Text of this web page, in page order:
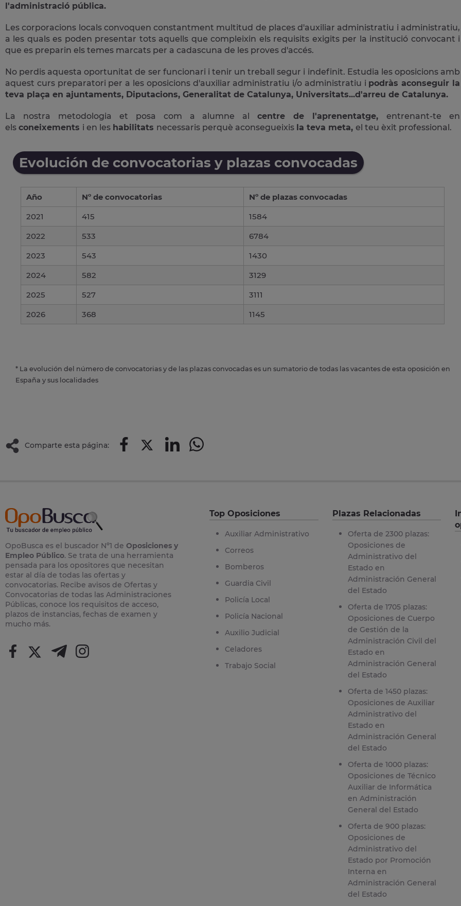
l'administració pública.
Les corporacions locals convoquen constantment multitud de places d'auxiliar administratiu i administratiu,
a les quals es poden presentar tots aquells que compleixin els requisits exigits per la institució convocant i
que es preparin els temes marcats per a cadascuna de les proves d'accés.
No perdis aquesta oportunitat de ser funcionari i tenir un treball segur i indefinit. Estudia les oposicions amb
aquest curs preparatori per a les oposicions d'auxiliar administratiu i/o administratiu i podràs aconseguir la
teva plaça en ajuntaments, Diputacions, Generalitat de Catalunya, Universitats...d'arreu de Catalunya.
La nostra metodologia et posa com a alumne alcentre de l'aprenentatge,entrenant-te en
els coneixements i en les habilitats necessaris perquè aconsegueixis la teva meta, el teu èxit professional.
Evolución de convocatorias y plazas convocadas
Año Nº de convocatorias
Nº de plazas convocadas
2021
415
1584
2022
533
6784
2023
543
1430
2024
582
3129
2025
527
3111
2026
368 1145
* La evolución del número de convocatorias y de las plazas convocadas es un sumatorio de todas las vacantes de esta oposición en
España y sus localidades
Comparte esta página:
OpoBusca es el buscador Nº1 de Oposiciones y
Empleo Público. Se trata de una herramienta
pensada para los opositores que necesitan
estar al día de todas las ofertas y
convocatorias. Recibe avisos de Ofertas y
Convocatorias de todas las Administraciones
Públicas, conoce los requisitos de acceso,
plazos de instancias, fechas de examen y
mucho más.
Top Oposiciones
Auxiliar Administrativo
Correos
Bomberos
Guardia Civil
Policía Local
Policía Nacional
Auxilio Judicial
Celadores
Trabajo Social
Plazas Relacionadas
Oferta de 2300 plazas:
Oposiciones de
Administrativo del
Estado en
Administración General
del Estado
Oferta de 1705 plazas:
Oposiciones de Cuerpo
de Gestión de la
Administración Civil del
Estado en
Administración General
del Estado
Oferta de 1450 plazas:
Oposiciones de Auxiliar
Administrativo del
Estado en
Administración General
del Estado
Oferta de 1000 plazas:
Oposiciones de Técnico
Auxiliar de Informática
en Administración
General del Estado
Oferta de 900 plazas:
Oposiciones de
Administrativo del
Estado por Promoción
Interna en
Administración General
del Estado